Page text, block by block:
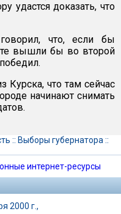
удастся доказать, что
что, если бы
вышли бы во второй
Курска, что там сейчас
начинают снимать
:: Выборы губернатора ::
интернет-ресурсы
2000 г.,